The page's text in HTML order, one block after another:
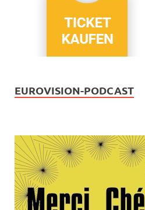
EUROVISION-PODCAST